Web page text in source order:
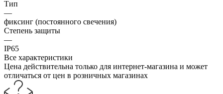
Тип
—
фиксинг (постоянного свечения)
Степень защиты
—
IP65
Все характеристики
Цена действительна только для интернет-магазина и может
отличаться от цен в розничных магазинах